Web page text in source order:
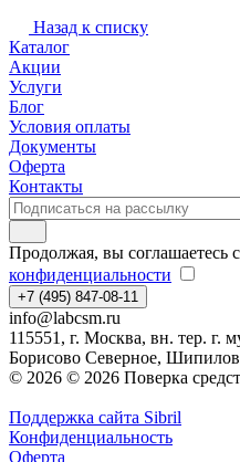
Назад к списку
Каталог
Акции
Услуги
Блог
Условия оплаты
Документы
Оферта
Контакты
Продолжая, вы соглашаетесь с
конфиденциальности
+7 (495) 847-08-11
info@labcsm.ru
115551, г. Москва, вн. тер. г.
Борисово Северное,
© 2026 © 2026 Поверка
Поддержка сайта Sibril
Конфиденциальность
Оферта